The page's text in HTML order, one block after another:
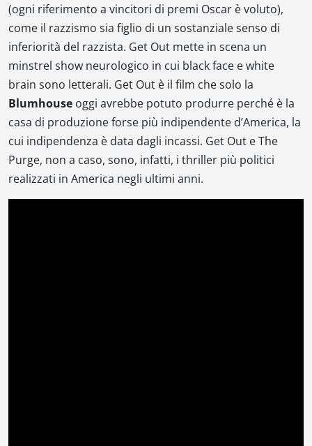
(ogni riferimento a vincitori di premi Oscar è voluto),
come il razzismo sia figlio di un sostanziale senso di
inferiorità del razzista. Get Out mette in scena un
minstrel show neurologico in cui black face ewhite
brain sono letterali. Get Out è il film che solo la
Blumhouse oggi avrebbe potuto produrre perché è la
casa di produzione forse più indipendente d’America, la
cui indipendenza è data dagli incassi. Get Out eThe
Purge, non a caso, sono, infatti, i thriller più politici
realizzati in America negli ultimi anni.